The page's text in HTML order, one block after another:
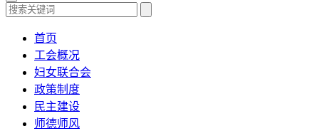
首页
工会概况
妇女联合会
政策制度
民主建设
师德师风